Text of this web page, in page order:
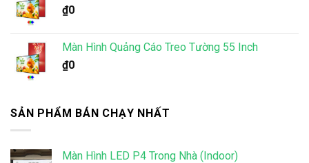
₫0
Màn Hình Quảng Cáo Treo Tường 55 Inch
₫0
SẢN PHẨM BÁN CHẠY NHẤT
Màn Hình LED P4 Trong Nhà (Indoor)